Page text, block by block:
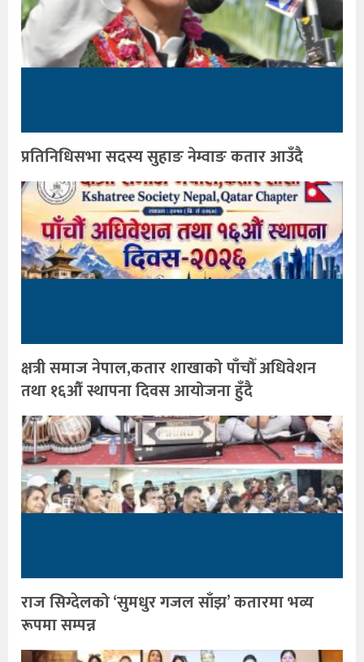
प्रतिनिधिसभा सदस्य सुहाङ नेम्वाङ कतार आउँदै
क्षत्री समाज नेपाल,कतार शाखाको पाँचौँ अधिवेशन
तथा १६औँ स्थापना दिवस आयोजना हुँदै
राज सिग्देलको ‘सुमधुर गजल साँझ’ कतारमा भव्य
रूपमा सम्पन्न